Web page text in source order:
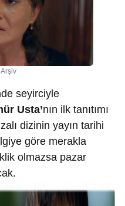
seyirciyle
Usta’nın ilk tanıtımı
dizinin yayın tarihi
göre merakla
olmazsa pazar